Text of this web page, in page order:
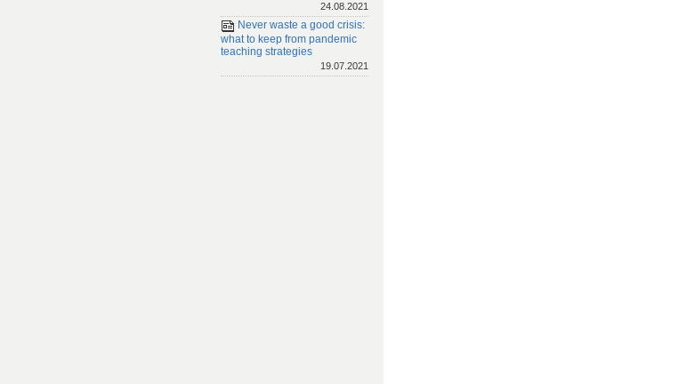
24.08.2021
Never waste a good crisis:
what to keep from pandemic
teaching strategies
19.07.2021